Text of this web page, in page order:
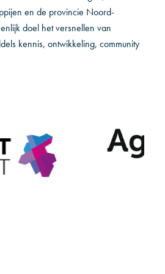
en de provincie Noord-
doel het versnellen van
kennis, ontwikkeling, community